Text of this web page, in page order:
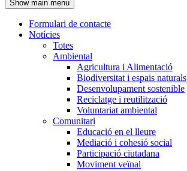
l'encapçalament
Show main menu
Navegació
principal
Formulari de contacte
Notícies
Totes
Ambiental
Agricultura i Alimentació
Biodiversitat i espais naturals
Desenvolupament sostenible
Reciclatge i reutilització
Voluntariat ambiental
Comunitari
Educació en el lleure
Mediació i cohesió social
Participació ciutadana
Moviment veïnal